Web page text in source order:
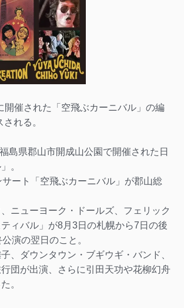
催された「空飛ぶカーニバル」の編
れる。
島県郡山市開成山公園で開催された日
。
ート「空飛ぶカーニバル」が郡山総
ニューヨーク・ドールズ、フェリック
ィバル」が8月3日の札幌から7日の後
演の翌日のこと。
、ダウンタウン・ブギウギ・バンド、
団が出演、さらに引田天功や花柳幻舟
。